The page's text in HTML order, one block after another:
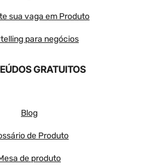
sua vaga em Produto
para negócios
GRATUITOS
Blog
de Produto
de produto